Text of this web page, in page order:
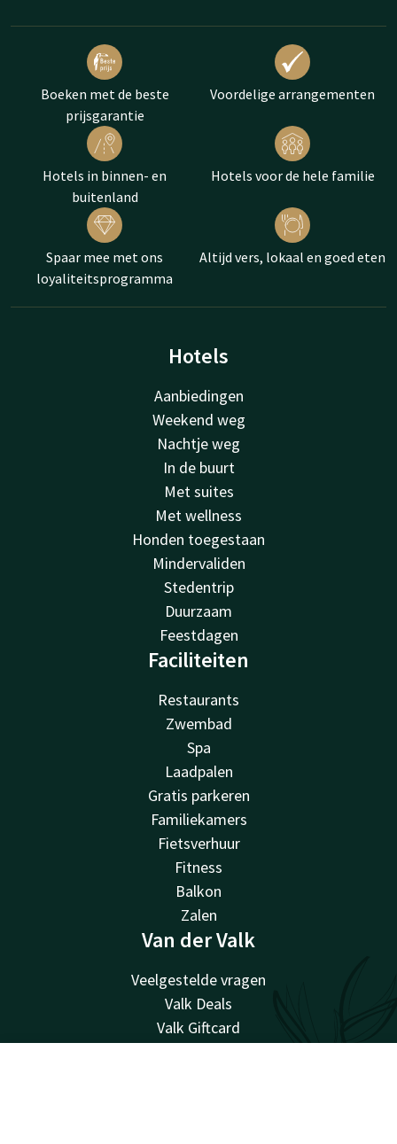
Boeken met de beste
prijsgarantie
Voordelige arrangementen
Hotels in binnen- en
buitenland
Hotels voor de hele familie
Spaar mee met ons
loyaliteitsprogramma
Altijd vers, lokaal en goed eten
Hotels
Aanbiedingen
Weekend weg
Nachtje weg
In de buurt
Met suites
Met wellness
Honden toegestaan
Mindervaliden
Stedentrip
Duurzaam
Feestdagen
Faciliteiten
Restaurants
Zwembad
Spa
Laadpalen
Gratis parkeren
Familiekamers
Fietsverhuur
Fitness
Balkon
Zalen
Van der Valk
Veelgestelde vragen
Valk Deals
Valk Giftcard